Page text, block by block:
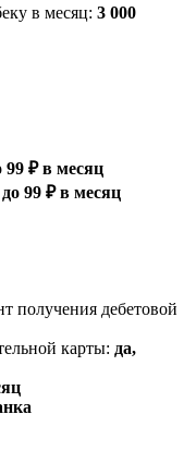
в месяц: 3 000
99 ₽ в месяц
до 99 ₽ в месяц
получения дебетовой
карты: да,